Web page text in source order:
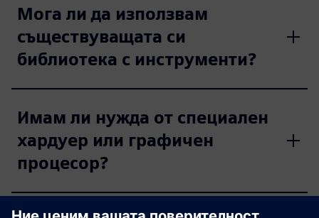
Мога ли да използвам
съществуващата си
библиотека с инструменти?
Имам ли нужда от специален
хардуер или графичен
процесор?